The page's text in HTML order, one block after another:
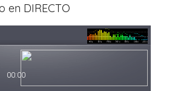
en DIRECTO